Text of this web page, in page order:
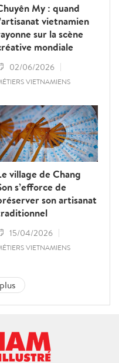
My : quand
vietnamien
sur la scène
mondiale
02/06/2026
VIETNAMIENS
village de Chang
s’efforce de
son artisanat
15/04/2026
VIETNAMIENS